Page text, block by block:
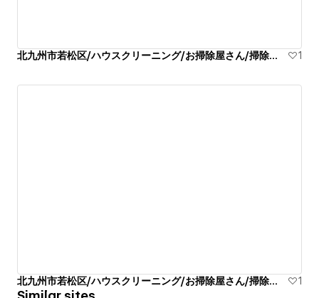
北九州市若松区/ハウスクリーニング/お掃除屋さん/掃除代行業者 1
北九州市若松区/ハウスクリーニング/お掃除屋さん/掃除代行業者 1